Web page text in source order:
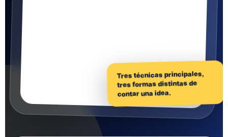
Tres técnicas principales,
tres formas distintas de
contar una idea.